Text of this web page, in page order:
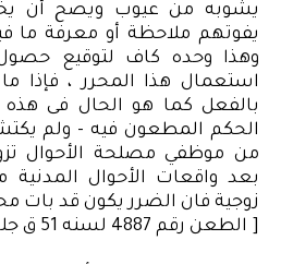
يشوبه من عيوب ويصح أن
يفوتهم ملاحظة أو معرفة ما
وهذا وحده كاف لتوقيع
استعمال هذا المحرر ، فإذا
بالفعل كما هو الحال فى هذه
الحكم المطعون فيه - ولم
من موظفي مصلحة الأحوال
بعد واقعات الأحوال
زوجية فان الضرر يكون قد بات
[ الطعن رقم 4887 لسنه 51 ق جلسة 10/3/1982 ]